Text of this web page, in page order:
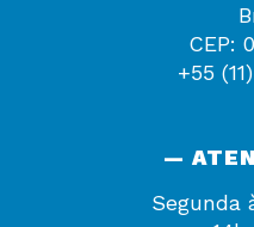
CEP:
+55
—
Segunda